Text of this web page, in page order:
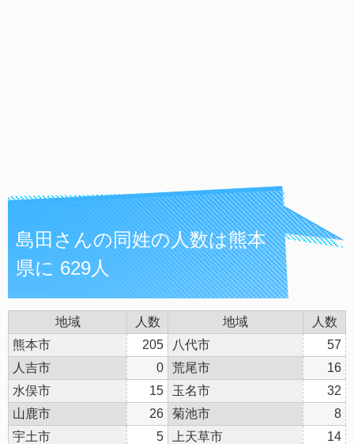
島田さんの同姓の人数は熊本
県に 629人
地域 人数 地域
人数
熊本市
205 八代市
57
人吉市
0 荒尾市
16
水俣市
15 玉名市
32
山鹿市
26 菊池市
8
宇土市
5 上天草市
14